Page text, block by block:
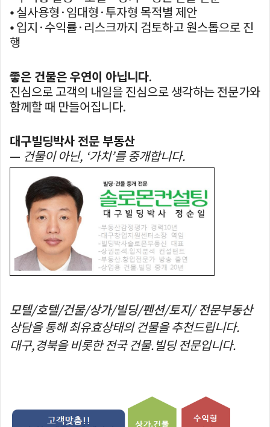
⦁ 실사용형·임대형·투자형 목적별 제안
⦁ 입지·수익률·리스크까지 검토하고 원스톱으로 진
행
좋은 건물은 우연이 아닙니다.
진심으로 고객의 내일을 진심으로 생각하는 전문가와
함께할 때 만들어집니다.
대구빌딩박사 전문 부동산
— 건물이 아닌, ‘가치’를 중개합니다.
모텔/호텔/건물/상가/빌딩/펜션/토지/ 전문부동산
상담을 통해 최유효상태의 건물을 추천드립니다.
대구,경북을 비롯한 전국 건물.빌딩 전문입니다.